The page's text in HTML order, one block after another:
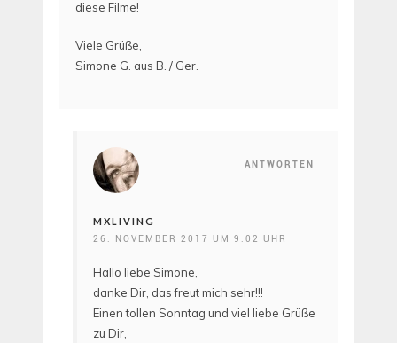
diese Filme!
Viele Grüße,
Simone G. aus B. / Ger.
ANTWORTEN
MXLIVING
26. NOVEMBER 2017 UM 9:02 UHR
Hallo liebe Simone,
danke Dir, das freut mich sehr!!!
Einen tollen Sonntag und viel liebe Grüße
zu Dir,